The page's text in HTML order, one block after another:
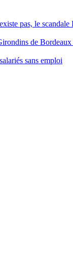
pas, le
de
sans emploi